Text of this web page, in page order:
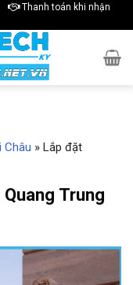
Thanh toán khi nhận
Châu » Lắp đặt
Trung